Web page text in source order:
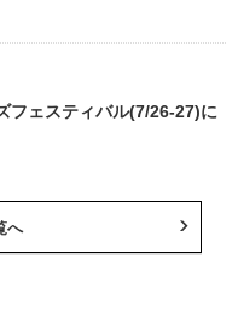
フェスティバル(7/26-27)に
へ